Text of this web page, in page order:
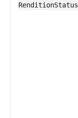
RenditionStatus